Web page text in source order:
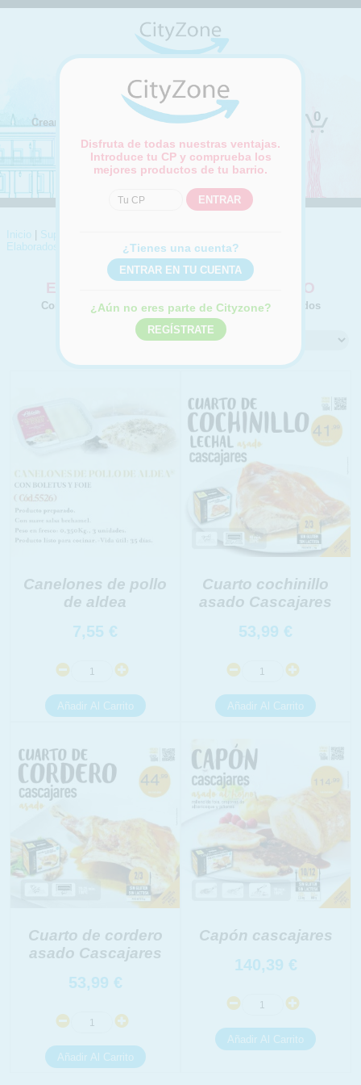
(Cambiar ubicación)
Crear cuenta Iniciar sesión 0
Disfruta de todas nuestras ventajas.
Introduce tu CP y comprueba los
mejores productos de tu barrio.
¿Tienes una cuenta?
¿Aún no eres parte de Cityzone?
Inicio Supermercado
Elaborados de carne y pollo
ELABORADOS DE CARNE Y POLLO
Compra online Elaborados de carne y pollo congelados
Canelones de pollo
de aldea
7,55 €
Cuarto cochinillo
asado Cascajares
53,99 €
Cuarto de cordero
asado Cascajares
53,99 €
Capón cascajares
140,39 €
DATOS
Responsable:
Destinatarios:
Derechos:
Información adicional
link